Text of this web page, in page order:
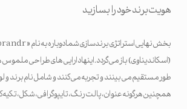
هویت برند خود را بسازید
(اسکاندیناوی) باز می گردد. اینها دارایی های طراحی
طور مستقیم می بینند و تجربه می کنند و شامل نام برند و
همچنین هرگونه عنوان، پالت رنگ، تایپوگرافی، شکل، تکیه